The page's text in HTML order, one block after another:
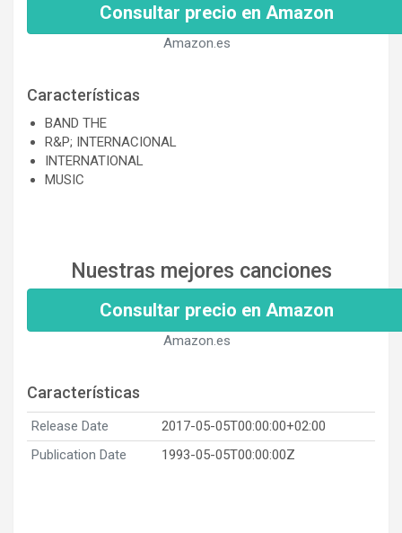
Consultar precio en Amazon
Amazon.es
Características
BAND THE
R&P; INTERNACIONAL
INTERNATIONAL
MUSIC
Nuestras mejores canciones
Consultar precio en Amazon
Amazon.es
Características
Release Date
2017-05-05T00:00:00+02:00
Publication Date
1993-05-05T00:00:00Z